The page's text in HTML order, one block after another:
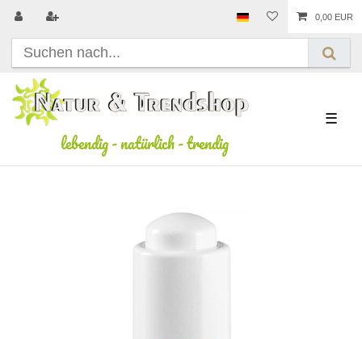
0,00 EUR
lebendig-natürlich-trendig
☰